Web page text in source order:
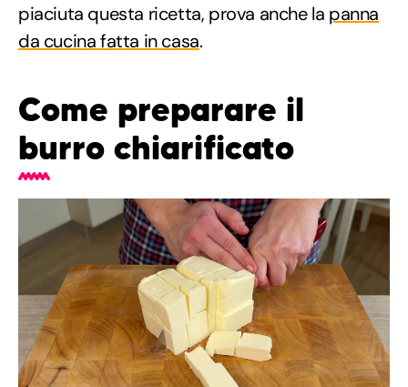
piaciuta questa ricetta, prova anche la panna
da cucina fatta in casa.
Come preparare il
burro chiarificato